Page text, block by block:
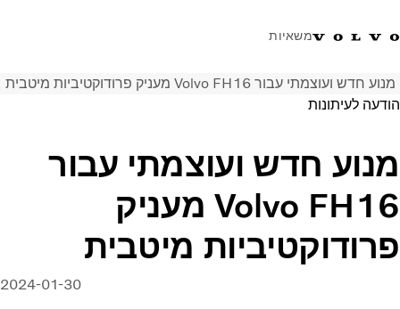
משאיות
טלפון: 077-9978867 ווטסאפ התחבר לאזור אישי ישראל
פתרונות הובלה
משאיות
שירות
מרכזי שירות
חדשות
אודות
מנוע חדש ועוצמתי עבור Volvo FH16 מעניק פרודוקטיביות מיטבית
הודעה לעיתונות
מנוע חדש ועוצמתי עבור
Volvo FH16 מעניק
פרודוקטיביות מיטבית
2024-01-30